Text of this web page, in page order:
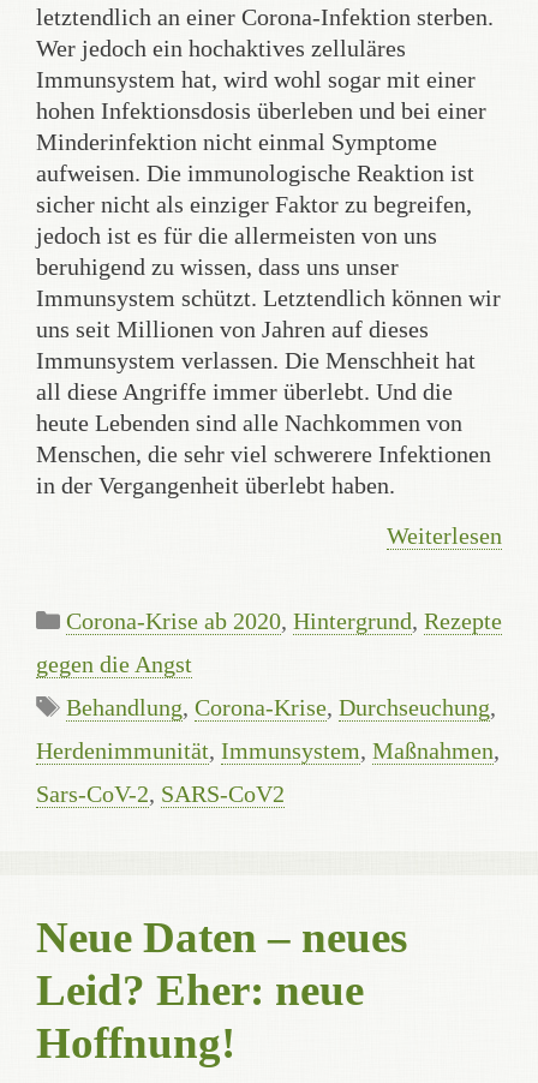
letztendlich an einer Corona-Infektion sterben.
Wer jedoch ein hochaktives zelluläres
Immunsystem hat, wird wohl sogar mit einer
hohen Infektionsdosis überleben und bei einer
Minderinfektion nicht einmal Symptome
aufweisen. Die immunologische Reaktion ist
sicher nicht als einziger Faktor zu begreifen,
jedoch ist es für die allermeisten von uns
beruhigend zu wissen, dass uns unser
Immunsystem schützt. Letztendlich können wir
uns seit Millionen von Jahren auf dieses
Immunsystem verlassen. Die Menschheit hat
all diese Angriffe immer überlebt. Und die
heute Lebenden sind alle Nachkommen von
Menschen, die sehr viel schwerere Infektionen
in der Vergangenheit überlebt haben.
Weiterlesen
Kategorien
Corona-Krise ab 2020, Hintergrund, Rezepte
gegen die Angst
Schlagwörter
Behandlung, Corona-Krise, Durchseuchung,
Herdenimmunität, Immunsystem, Maßnahmen,
Sars-CoV-2, SARS-CoV2
Neue Daten – neues
Leid? Eher: neue
Hoffnung!